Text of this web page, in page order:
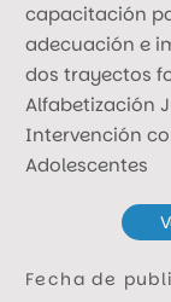
capacitación
adecuación e
dos trayectos
Alfabetización
Intervención
Adolescentes
Fecha de